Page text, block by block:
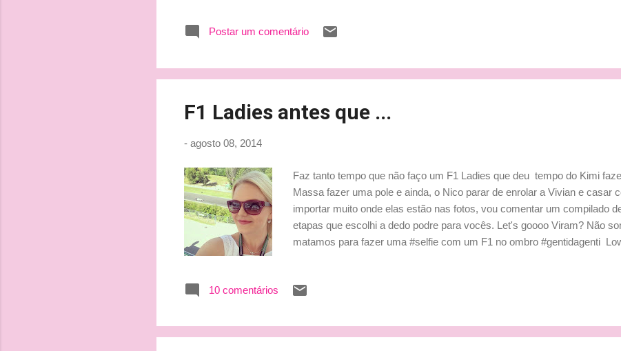
Postar um comentário
F1 Ladies antes que ...
- agosto 08, 2014
Faz tanto tempo que não faço um F1 Ladies que deu tempo do Kimi
Massa fazer uma pole e ainda, o Nico parar de enrolar a Vivian e casar
importar muito onde elas estão nas fotos, vou comentar um compilado
etapas que escolhi a dedo podre para vocês. Let's goooo Viram? Não
matamos para fazer uma #selfie com um F1 no ombro #gentidagenti
queijo dambo, aquele bem gordo e amarelo. Na verdade, come dois.
mas tem bracinho de bisnaguinha lá lá lá Assim que eu gosto! gente
10 comentários